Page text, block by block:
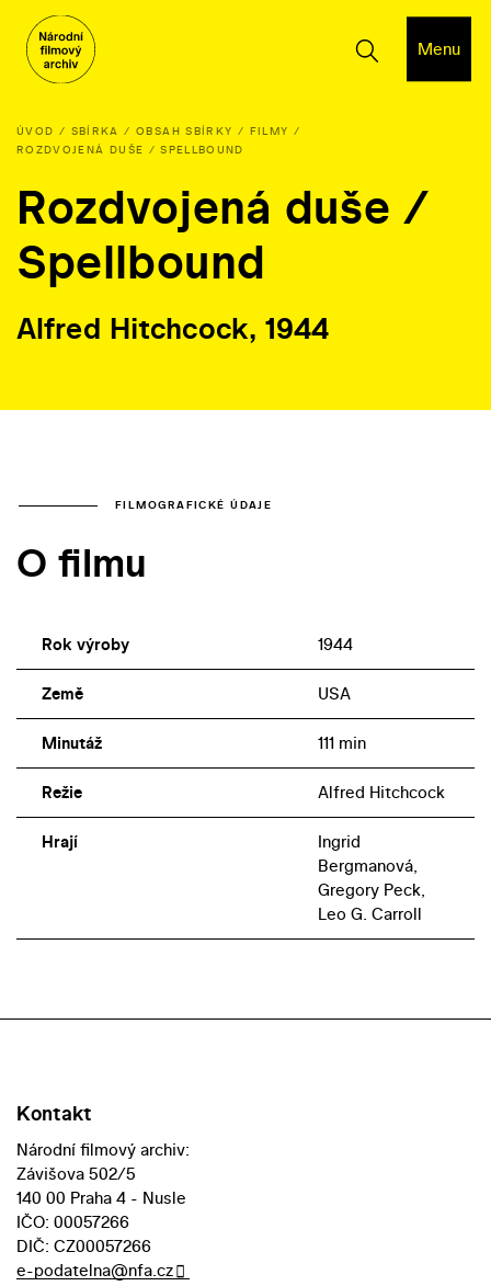
Menu
ÚVOD SBÍRKA OBSAH SBÍRKY
FILMY
ROZDVOJENÁ DUŠE / SPELLBOUND
Rozdvojená duše /
Spellbound
Alfred Hitchcock, 1944
FILMOGRAFICKÉ ÚDAJE
O filmu
Rok výroby 1944
Země USA
Minutáž 111 min
Režie Alfred Hitchcock
Hrají
Ingrid
Bergmanová,
Gregory Peck,
Leo G. Carroll
Kontakt
Národní filmový archiv:
Závišova 502/5
140 00 Praha 4 - Nusle
IČO: 00057266
DIČ: CZ00057266
e-podatelna@nfa.cz